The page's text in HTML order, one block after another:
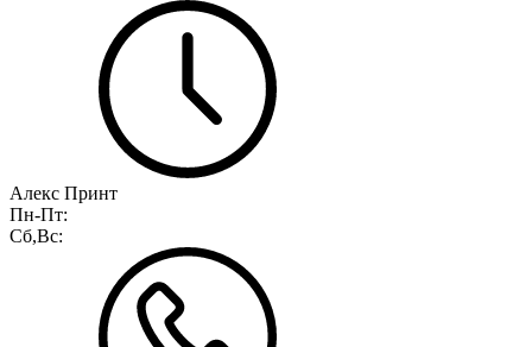
Алекс Принт
Пн-Пт:
Сб,Вс: